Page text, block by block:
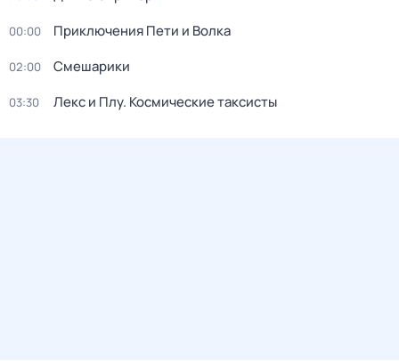
00:00 Приключения Пети и Волка
02:00 Смешарики
03:30 Лекс и Плу. Космические таксисты